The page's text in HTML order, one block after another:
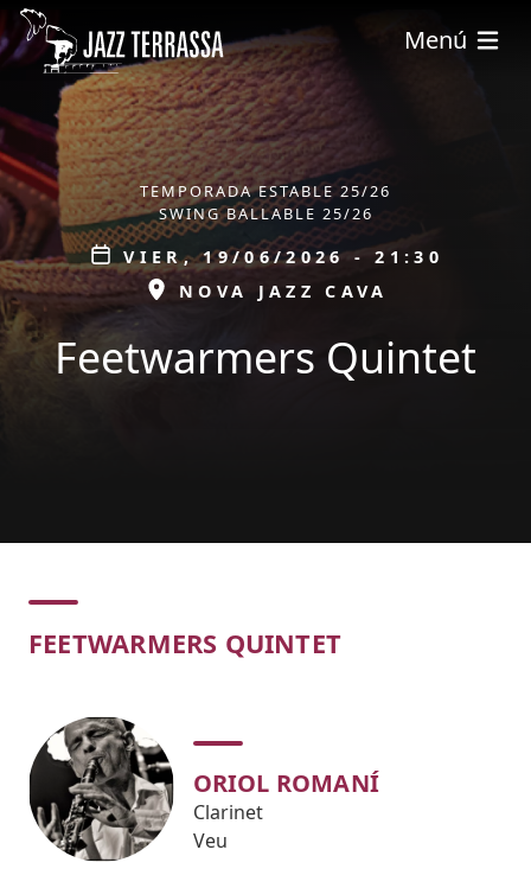
Pasar al contenido principal
Menú
ÀMBIT
TEMPORADA ESTABLE 25/26
SWING BALLABLE 25/26
Data
VIER, 19/06/2026 - 21:30
ESPAI
NOVA JAZZ CAVA
Feetwarmers Quintet
Concert
FEETWARMERS QUINTET
ORIOL ROMANÍ
Clarinet
Veu